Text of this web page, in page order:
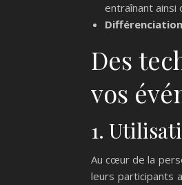
entraînant ainsi
Des
vos
1.
Au cœur de la
leurs participants